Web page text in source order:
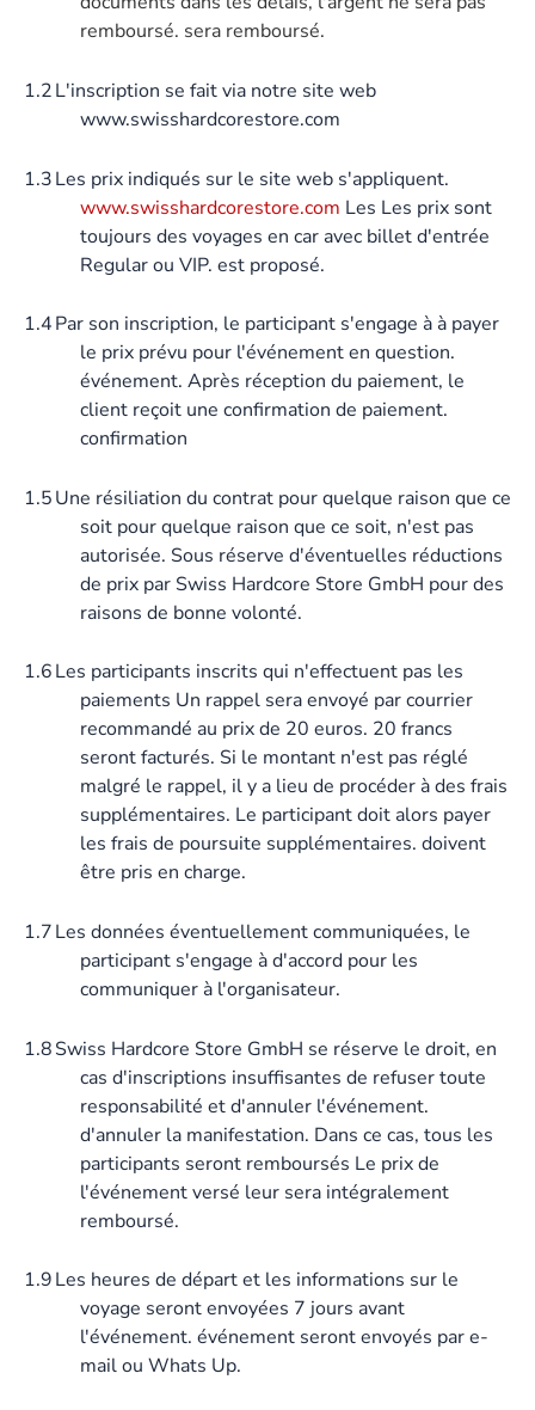
remboursé. sera remboursé.
1.2L'inscription se fait via notre site web
www.swisshardcorestore.com
1.3Les prix indiqués sur le site web s'appliquent.
www.swisshardcorestore.com Les Les prix sont
toujours des voyages en car avec billet d'entrée
Regular ou VIP. est proposé.
1.4Par son inscription, le participant s'engage à à payer
le prix prévu pour l'événement en question.
événement. Après réception du paiement, le
client reçoit une confirmation de paiement.
confirmation
1.5Une résiliation du contrat pour quelque raison que ce
soit pour quelque raison que ce soit, n'est pas
autorisée. Sous réserve d'éventuelles réductions
de prix par Swiss Hardcore Store GmbH pour des
raisons de bonne volonté.
1.6Les participants inscrits qui n'effectuent pas les
paiements Un rappel sera envoyé par courrier
recommandé au prix de 20 euros. 20 francs
seront facturés. Si le montant n'est pas réglé
malgré le rappel, il y a lieu de procéder à des frais
supplémentaires. Le participant doit alors payer
les frais de poursuite supplémentaires. doivent
être pris en charge.
1.7Les données éventuellement communiquées, le
participant s'engage à d'accord pour les
communiquer à l'organisateur.
1.8Swiss Hardcore Store GmbH se réserve le droit, en
cas d'inscriptions insuffisantes de refuser toute
responsabilité et d'annuler l'événement.
d'annuler la manifestation. Dans ce cas, tous les
participants seront remboursés Le prix de
l'événement versé leur sera intégralement
remboursé.
1.9Les heures de départ et les informations sur le
voyage seront envoyées 7 jours avant
l'événement. événement seront envoyés par e-
mail ou Whats Up.